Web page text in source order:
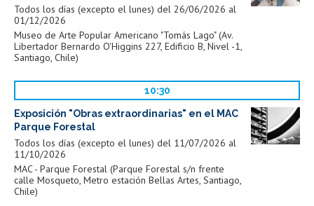
Todos los días (excepto el lunes) del 26/06/2026 al
01/12/2026
Museo de Arte Popular Americano "Tomás Lago" (Av.
Libertador Bernardo O'Higgins 227, Edificio B, Nivel -1,
Santiago, Chile)
10:30
Exposición "Obras extraordinarias" en el MAC
Parque Forestal
Todos los días (excepto el lunes) del 11/07/2026 al
11/10/2026
MAC - Parque Forestal (Parque Forestal s/n frente
calle Mosqueto, Metro estación Bellas Artes, Santiago,
Chile)